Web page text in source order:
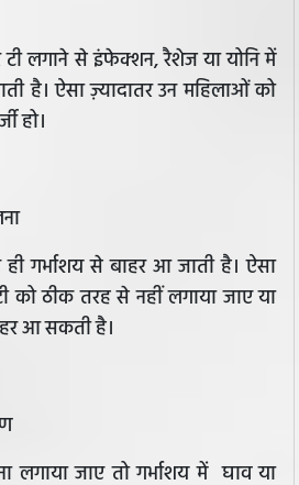
लगाने से इंफेक्शन, रैशेज या योनि में
है। ऐसा ज़्यादातर उन महिलाओं को
हो।
गर्भाशय से बाहर आ जाती है। ऐसा
को ठीक तरह से नहीं लगाया जाए या
आ सकती है।
लगाया जाए तो गर्भाशय में घाव या